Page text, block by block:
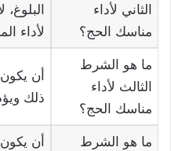
الثاني لأداء
مناسك الحج؟
لأداء
ما هو الشرط
الثالث لأداء
مناسك الحج؟
أن
ذلك
ما هو الشرط
أن